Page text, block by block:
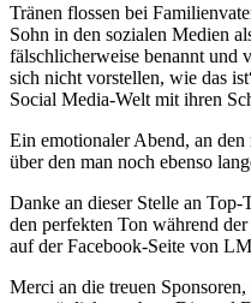
Tränen flossen bei
Sohn in den sozialen Medien
fälschlicherweise benannt und
sich nicht vorstellen, wie das
Social Media-Welt mit ihren
Ein emotionaler Abend, an
über den man noch ebenso
Danke an dieser Stelle an
den perfekten Ton während
auf der Facebook-Seite von
Merci an die treuen